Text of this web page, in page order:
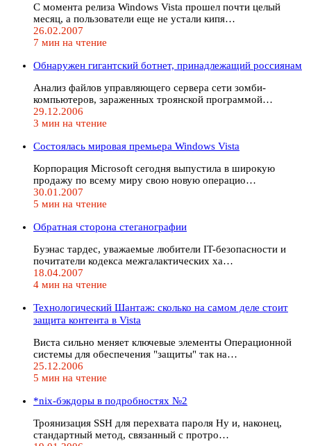
С момента релиза Windows Vista прошел почти целый
месяц, а пользователи еще не устали кипя…
26.02.2007
7 мин на чтение
Обнаружен гигантский ботнет, принадлежащий россиянам
Анализ файлов управляющего сервера сети зомби-
компьютеров, зараженных троянской программой…
29.12.2006
3 мин на чтение
Состоялась мировая премьера Windows Vista
Корпорация Microsoft сегодня выпустила в широкую
продажу по всему миру свою новую операцио…
30.01.2007
5 мин на чтение
Обратная сторона стеганографии
Буэнас тардес, уважаемые любители IT-безопасности и
почитатели кодекса межгалактических ха…
18.04.2007
4 мин на чтение
Технологический Шантаж: сколько на самом деле стоит
защита контента в Vista
Виста сильно меняет ключевые элементы Операционной
системы для обеспечения "защиты" так на…
25.12.2006
5 мин на чтение
*nix-бэкдоры в подробностях №2
Троянизация SSH для перехвата пароля Ну и, наконец,
стандартный метод, связанный с протро…